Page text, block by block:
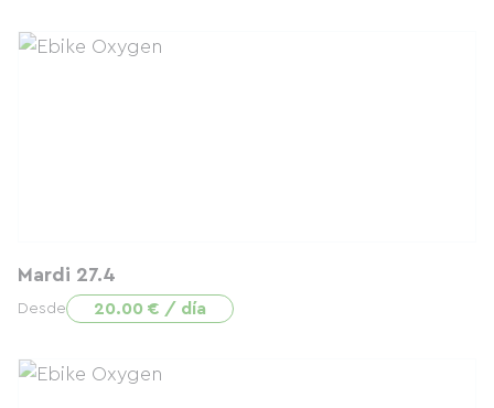
Mardi 27.4
Desde 20.00 € / día